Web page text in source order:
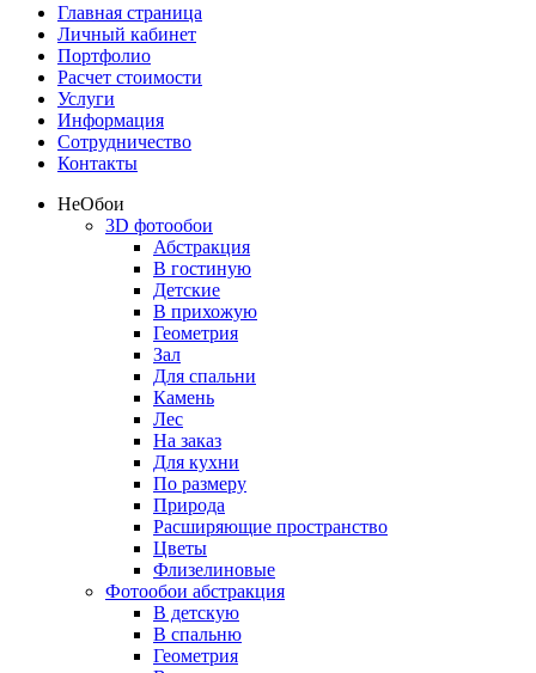
Главная страница
Личный кабинет
Портфолио
Расчет стоимости
Услуги
Информация
Сотрудничество
Контакты
НеОбои
3D фотообои
Абстракция
В гостиную
Детские
В прихожую
Геометрия
Зал
Для спальни
Камень
Лес
На заказ
Для кухни
По размеру
Природа
Расширяющие пространство
Цветы
Флизелиновые
Фотообои абстракция
В детскую
В спальню
Геометрия